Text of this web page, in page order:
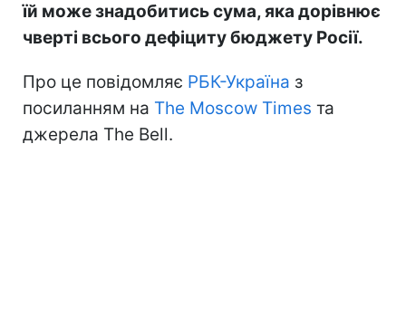
їй може знадобитись сума, яка дорівнює
чверті всього дефіциту бюджету Росії.
Про це повідомляє РБК-Україна з
посиланням на The Moscow Times та
джерела The Bell.